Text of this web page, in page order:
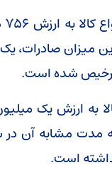
مدت مشابه آن